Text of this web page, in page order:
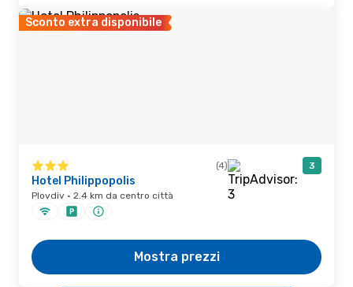
Sconto extra disponibile
(4) 3
Hotel Philippopolis
Plovdiv · 2.4 km da centro città
Mostra prezzi